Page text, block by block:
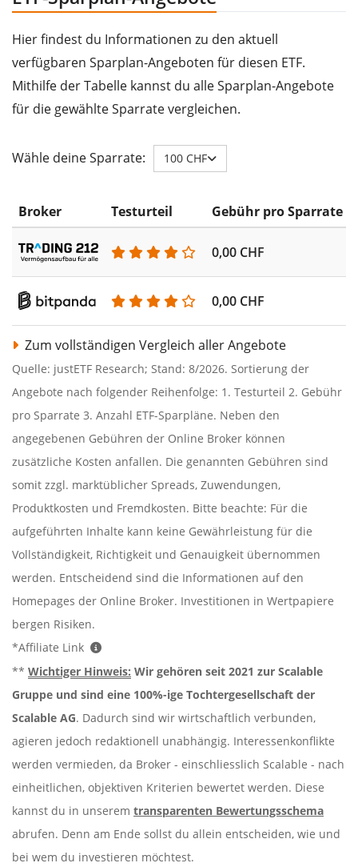
Hier findest du Informationen zu den aktuell
verfügbaren Sparplan-Angeboten für diesen ETF.
Mithilfe der Tabelle kannst du alle Sparplan-Angebote
für die gewählte Sparrate vergleichen.
Wähle deine Sparrate: 100 CHF
Broker Testurteil Gebühr pro Sparrate
0,00 CHF
0,00 CHF
Zum vollständigen Vergleich aller Angebote
Quelle: justETF Research; Stand: 8/2026. Sortierung der
Angebote nach folgender Reihenfolge: 1. Testurteil 2. Gebühr
pro Sparrate 3. Anzahl ETF-Sparpläne. Neben den
angegebenen Gebühren der Online Broker können
zusätzliche Kosten anfallen. Die genannten Gebühren sind
somit zzgl. marktüblicher Spreads, Zuwendungen,
Produktkosten und Fremdkosten. Bitte beachte: Für die
aufgeführten Inhalte kann keine Gewährleistung für die
Vollständigkeit, Richtigkeit und Genauigkeit übernommen
werden. Entscheidend sind die Informationen auf den
Homepages der Online Broker. Investitionen in Wertpapiere
bergen Risiken.
*Affiliate Link
** Wichtiger Hinweis: Wir gehören seit 2021 zur Scalable
Gruppe und sind eine 100%-ige Tochtergesellschaft der
Scalable AG. Dadurch sind wir wirtschaftlich verbunden,
agieren jedoch redaktionell unabhängig. Interessenkonflikte
werden vermieden, da Broker - einschliesslich Scalable - nach
einheitlichen, objektiven Kriterien bewertet werden. Diese
kannst du in unserem transparenten Bewertungsschema
abrufen. Denn am Ende sollst du allein entscheiden, wie und
bei wem du investieren möchtest.